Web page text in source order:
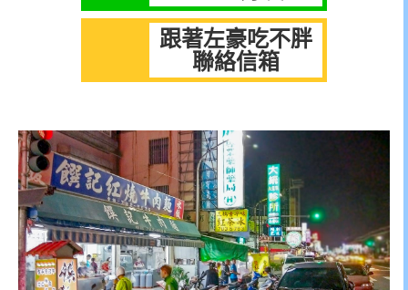
跟著左豪吃不胖
聯絡信箱